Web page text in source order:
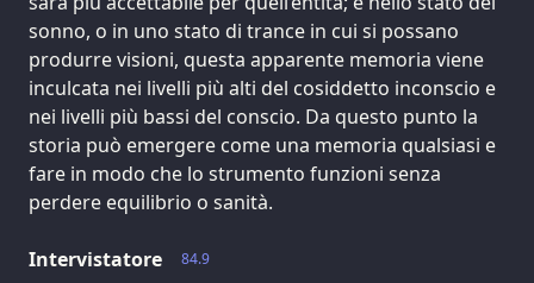
sonno, o in uno stato di trance in cui si possano
produrre visioni, questa apparente memoria viene
inculcata nei livelli più alti del cosiddetto inconscio e
nei livelli più bassi del conscio. Da questo punto la
storia può emergere come una memoria qualsiasi e
fare in modo che lo strumento funzioni senza
perdere equilibrio o sanità.
84.9
Intervistatore